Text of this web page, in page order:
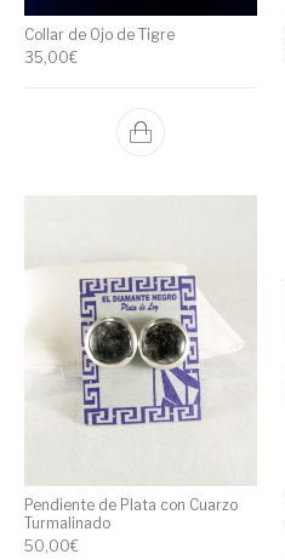
Collar de Ojo de Tigre
35,00€
Pendiente de Plata con Cuarzo
Turmalinado
50,00€